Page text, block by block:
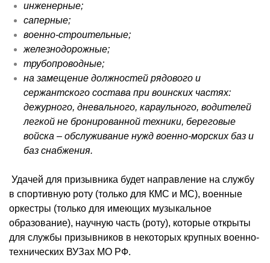
инженерные;
саперные;
военно-строительные;
железнодорожные;
трубопроводные;
на замещение должностей рядового и
сержантского состава при воинских частях:
дежурного, дневального, караульного, водителей
легкой не бронированной техники, береговые
войска – обслуживание нужд военно-морских баз и
баз снабжения.
Удачей для призывника будет направление на службу
в спортивную роту (только для КМС и МС), военные
оркестры (только для имеющих музыкальное
образование), научную часть (роту), которые открыты
для службы призывников в некоторых крупных военно-
технических ВУЗах МО РФ.